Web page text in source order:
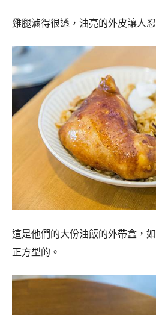
雞腿滷得很透，油亮的外皮讓人
這是他們的大份油飯的外帶盒，
正方型的。